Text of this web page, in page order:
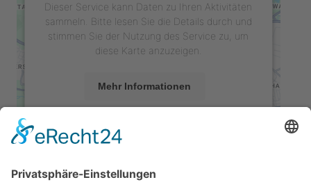
Dieser Service kann Daten zu Ihren Aktivitäten
sammeln. Bitte lesen Sie die Details durch und
stimmen Sie der Nutzung des Service zu, um
diese Karte anzuzeigen.
Mehr Informationen